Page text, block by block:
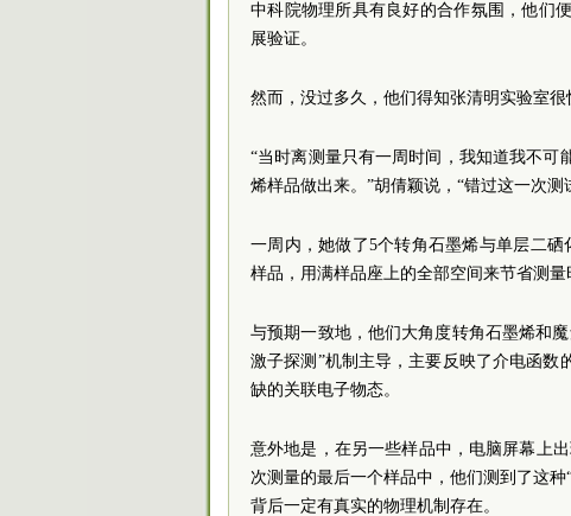
中科院物理所具有良好的合作氛围，他们
展验证。
然而，没过多久，他们得知张清明实验室很
“当时离测量只有一周时间，我知道我不
烯样品做出来。”胡倩颖说，“错过这一次
一周内，她做了5个转角石墨烯与单层二
样品，用满样品座上的全部空间来节省测量
与预期一致地，他们大角度转角石墨烯和
激子探测”机制主导，主要反映了介电函数
缺的关联电子物态。
意外地是，在另一些样品中，电脑屏幕上
次测量的最后一个样品中，他们测到了这
背后一定有真实的物理机制存在。